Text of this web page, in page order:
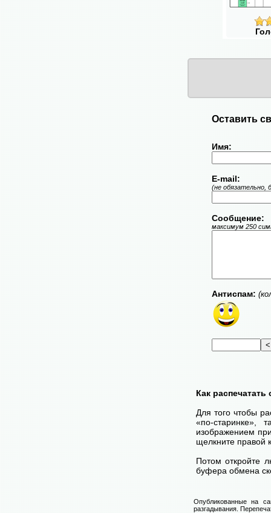
Оставить
Имя:
E-mail:
(не обязательно,
Сообщение:
максимум 250
Антиспам:
Как
Для того чтобы
«по-
изображением
щелкните правой
Потом откройте
буфера обмена
Опубликованные на
разгадывания.